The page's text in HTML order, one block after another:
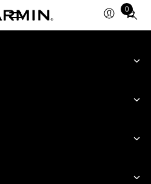
0
Total
items
cart: